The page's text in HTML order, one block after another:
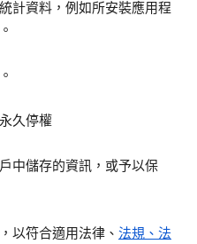
計資料，例如所安裝應用程
久停權
中儲存的資訊，或予以保
以符合適用法律、 法規、法